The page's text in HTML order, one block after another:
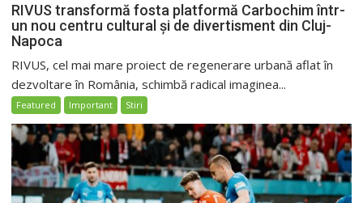
RIVUS transformă fosta platformă Carbochim într-
un nou centru cultural și de divertisment din Cluj-
Napoca
RIVUS, cel mai mare proiect de regenerare urbană aflat în
dezvoltare în România, schimbă radical imaginea...
Featured Important Stiri